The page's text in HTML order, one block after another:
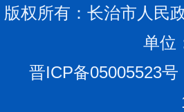
下一步，市县（区）市场
合规生产经营，严厉打击认证
版权所有：长治市人
单位
晋ICP备05005523号